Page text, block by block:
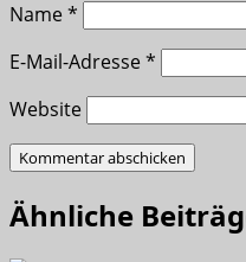
Name*
E-Mail-Adresse*
Website
Ähnliche